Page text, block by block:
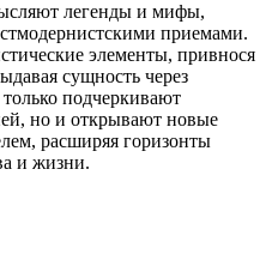
легенды и мифы,
приемами.
элементы, привнося
сущность через
подчеркивают
но и открывают новые
расширяя горизонты
и жизни.